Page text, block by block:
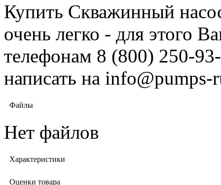
Купить Скважинный
очень легко - для этого
телефонам 8 (800) 250-
написать на info@pumps-
Файлы
Нет файлов
Характеристики
Оценки товара